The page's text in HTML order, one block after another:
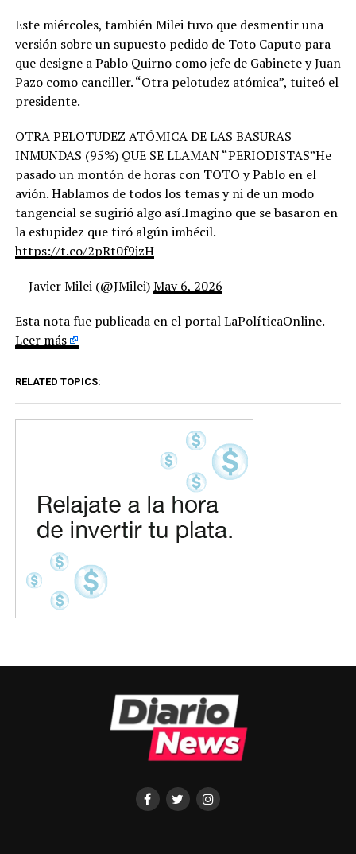
Este miércoles, también Milei tuvo que desmentir una
versión sobre un supuesto pedido de Toto Caputo para
que designe a Pablo Quirno como jefe de Gabinete y Juan
Pazo como canciller. “Otra pelotudez atómica”, tuiteó el
presidente.
OTRA PELOTUDEZ ATÓMICA DE LAS BASURAS
INMUNDAS (95%) QUE SE LLAMAN “PERIODISTAS”He
pasado un montón de horas con TOTO y Pablo en el
avión. Hablamos de todos los temas y ni de un modo
tangencial se sugirió algo así.Imagino que se basaron en
la estupidez que tiró algún imbécil.
https://t.co/2pRt0f9jzH
— Javier Milei (@JMilei)May 6, 2026
Esta nota fue publicada en el portal LaPolíticaOnline.
Leer más
RELATED TOPICS: